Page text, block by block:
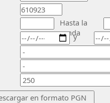
Hasta la
ronda
y